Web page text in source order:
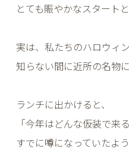
とても賑やかなスタート
実は、私たちのハロウィン
知らない間に近所の名物
ランチに出かけると、
「今年はどんな仮装で来
すでに噂になっていたよ